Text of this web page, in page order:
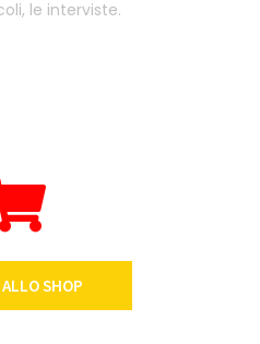
le interviste.
SHOP